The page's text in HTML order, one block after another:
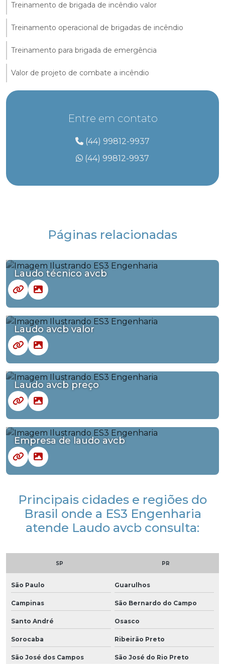
Treinamento de brigada de incêndio valor
Treinamento operacional de brigadas de incêndio
Treinamento para brigada de emergência
Valor de projeto de combate a incêndio
Entre em contato
(44) 99812-9937
(44) 99812-9937
Páginas relacionadas
Laudo técnico avcb
Laudo avcb valor
Laudo avcb preço
Empresa de laudo avcb
Principais cidades e regiões do
Brasil onde a ES3 Engenharia
atende Laudo avcb consulta:
SP PR
São Paulo Guarulhos
Campinas São Bernardo do Campo
Santo André Osasco
Sorocaba Ribeirão Preto
São José dos Campos São José do Rio Preto